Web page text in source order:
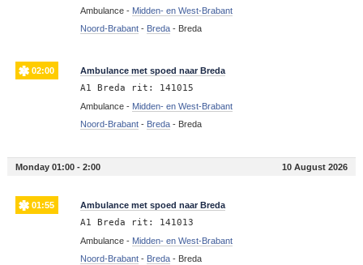
Ambulance - Midden- en West-Brabant
Noord-Brabant- Breda- Breda
02:00 Ambulance met spoed naar Breda
A1 Breda rit: 141015
Ambulance - Midden- en West-Brabant
Noord-Brabant- Breda- Breda
Monday 01:00 - 2:00 10 August 2026
01:55 Ambulance met spoed naar Breda
A1 Breda rit: 141013
Ambulance - Midden- en West-Brabant
Noord-Brabant- Breda- Breda